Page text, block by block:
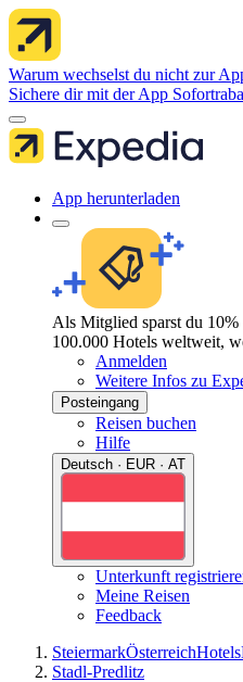
Warum wechselst du nicht zur
Sichere dir mit der App
App herunterladen
Als Mitglied sparst du 10%
100.000 Hotels weltweit,
Anmelden
Weitere Infos zu
Posteingang
Reisen buchen
Hilfe
Deutsch · EUR · AT
Unterkunft
Meine Reisen
Feedback
SteiermarkÖsterreichHotels
Stadl-Predlitz